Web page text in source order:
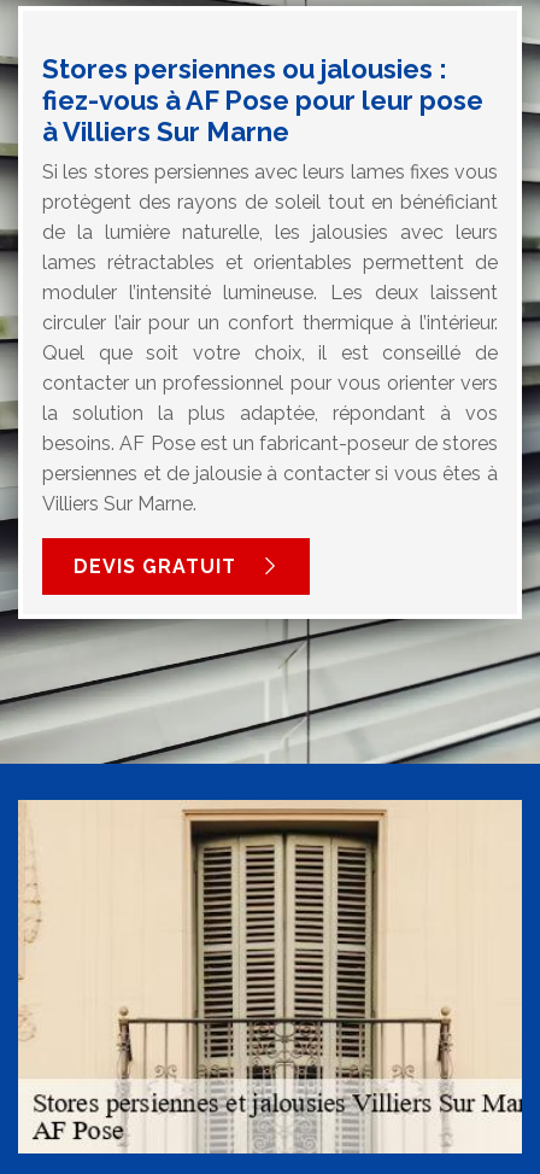
Stores persiennes ou jalousies :
fiez-vous à AF Pose pour leur pose
à Villiers Sur Marne
Si les stores persiennes avec leurs lames fixes vous
protègent des rayons de soleil tout en bénéficiant
de la lumière naturelle, les jalousies avec leurs
lames rétractables et orientables permettent de
moduler l’intensité lumineuse. Les deux laissent
circuler l’air pour un confort thermique à l’intérieur.
Quel que soit votre choix, il est conseillé de
contacter un professionnel pour vous orienter vers
la solution la plus adaptée, répondant à vos
besoins. AF Pose est un fabricant-poseur de stores
persiennes et de jalousie à contacter si vous êtes à
Villiers Sur Marne.
DEVIS GRATUIT